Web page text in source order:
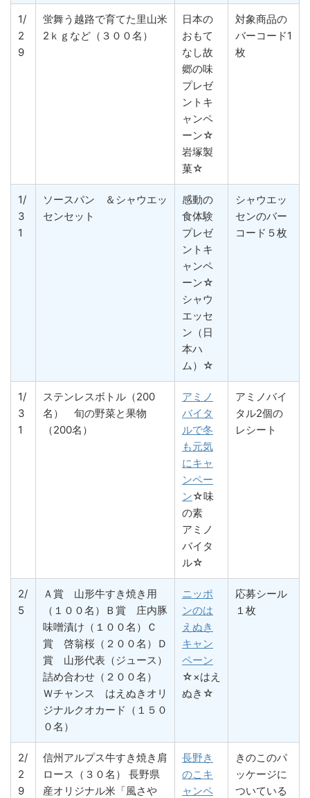
1/
2
9
蛍舞う越路で育てた里山米
2ｋｇなど（３００名）
日本の
おもて
なし故
郷の味
プレゼ
ントキ
ャンペ
ーン☆
岩塚製
菓☆
対象商品の
バーコード1
枚
1/
3
1
ソースパン ＆シャウエッ
センセット
感動の
食体験
プレゼ
ントキ
ャンペ
ーン☆
シャウ
エッセ
ン（日
本ハ
ム）☆
シャウエッ
センのバー
コード５枚
1/
3
1
ステンレスボトル（200
名） 旬の野菜と果物
（200名）
アミノ
バイタ
ルで冬
も元気
にキャ
ンペー
ン☆味
の素
アミノ
バイタ
ル☆
アミノバイ
タル2個の
レシート
2/
5
Ａ賞 山形牛すき焼き用
（１００名）Ｂ賞 庄内豚
味噌漬け（１００名）Ｃ
賞 啓翁桜（２００名）Ｄ
賞 山形代表（ジュース）
詰め合わせ（２００名）
Ｗチャンス はえぬきオリ
ジナルクオカード（１５０
０名）
ニッポ
ンのは
えぬき
キャン
ペーン
☆×はえ
ぬき☆
応募シール
１枚
2/
2
9
信州アルプス牛すき焼き肩
ロース（３０名） 長野県
産オリジナル米「風さや
長野き
のこキ
ャンペ
きのこのパ
ッケージに
ついている